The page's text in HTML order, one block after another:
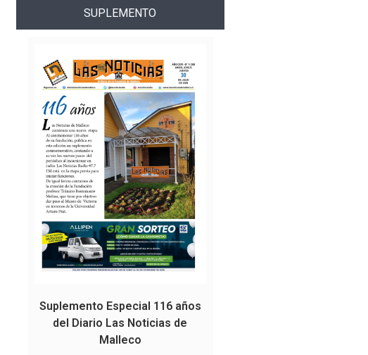
SUPLEMENTO
Suplemento Especial 116 años
del Diario Las Noticias de
Malleco